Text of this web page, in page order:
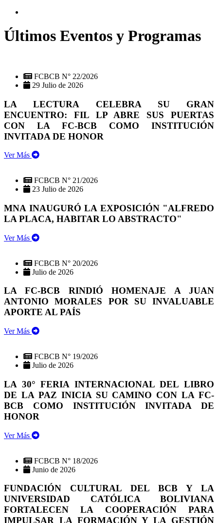
Últimos Eventos y Programas
FCBCB N° 22/2026
29 Julio de 2026
LA LECTURA CELEBRA SU GRAN
ENCUENTRO: FIL LP ABRE SUS PUERTAS
CON LA FC-BCB COMO INSTITUCIÓN
INVITADA DE HONOR
Ver Más
FCBCB N° 21/2026
23 Julio de 2026
MNA INAUGURÓ LA EXPOSICIÓN "ALFREDO
LA PLACA, HABITAR LO ABSTRACTO"
Ver Más
FCBCB N° 20/2026
Julio de 2026
LA FC-BCB RINDIÓ HOMENAJE A JUAN
ANTONIO MORALES POR SU INVALUABLE
APORTE AL PAÍS
Ver Más
FCBCB N° 19/2026
Julio de 2026
LA 30° FERIA INTERNACIONAL DEL LIBRO
DE LA PAZ INICIA SU CAMINO CON LA FC-
BCB COMO INSTITUCIÓN INVITADA DE
HONOR
Ver Más
FCBCB N° 18/2026
Junio de 2026
FUNDACIÓN CULTURAL DEL BCB Y LA
UNIVERSIDAD CATÓLICA BOLIVIANA
FORTALECEN LA COOPERACIÓN PARA
IMPULSAR LA FORMACIÓN Y LA GESTIÓN